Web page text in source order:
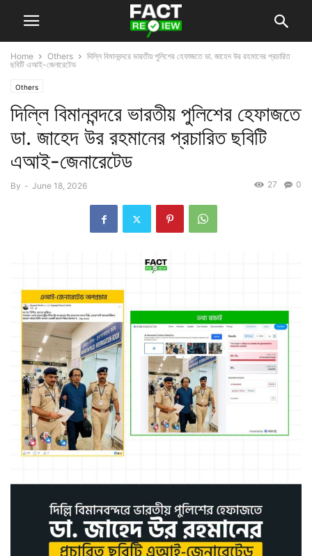
Home Others
দিল্লি বিমানবন্দরে ভারতীয় পুলিশের হেফাজতে ডা. জাহেদ উর রহমানের প্রচারিত
ছবিটি এআই-জেনারেটেড
Others
দিল্লি বিমানবন্দরে ভারতীয় পুলিশের হেফাজতে
ডা. জাহেদ উর রহমানের প্রচারিত ছবিটি
এআই-জেনারেটেড
By - June 18, 2026 0
27